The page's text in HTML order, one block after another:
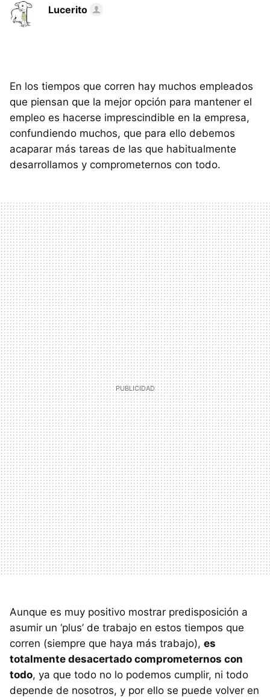
Lucerito
En los tiempos que corren hay muchos empleados
que piensan que la mejor opción para mantener el
empleo es hacerse imprescindible en la empresa,
confundiendo muchos, que para ello debemos
acaparar más tareas de las que habitualmente
desarrollamos y comprometernos con todo.
Aunque es muy positivo mostrar predisposición a
asumir un ‘plus’ de trabajo en estos tiempos que
corren (siempre que haya más trabajo), es
totalmente desacertado comprometernos con
todo, ya que todo no lo podemos cumplir, ni todo
depende de nosotros, y por ello se puede volver en